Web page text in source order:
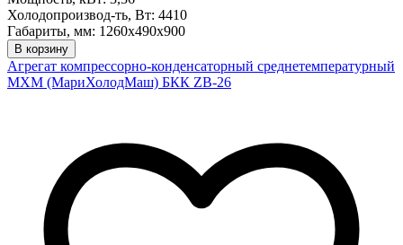
Холодопроизвод-ть, Вт: 4410
Габариты, мм: 1260х490х900
В корзину
Агрегат компрессорно-конденсаторный среднетемпературный
МХМ (МариХолодМаш) БКК ZB-26